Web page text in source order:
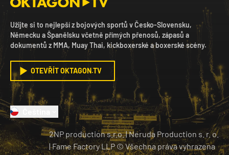
Užijte si to nejlepší z bojových sportů v Česko-Slovensku,
Německu a Španělsku včetně přímých přenosů, zápasů a
dokumentů z MMA, Muay Thai, kickboxerské a boxerské scény.
OTEVŘÍT OKTAGON.TV
2NP production s.r.o.|Neruda Production s. r. o.
| Fame Factory LLP © Všechna práva vyhrazena